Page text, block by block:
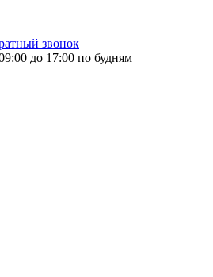
звонок
до 17:00 по будням